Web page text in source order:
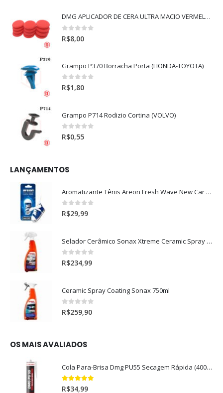
DMG APLICADOR DE CERA ULTRA MACIO VERMELHO l
0 out of 5
R$8,00
Grampo P370 Borracha Porta (HONDA-TOYOTA)
0out of 5
R$1,80
Grampo P714 Rodizio Cortina (VOLVO)
0out of 5
R$0,55
LANÇAMENTOS
Aromatizante Tênis Areon Fresh Wave New Car / Carro Novo
0out of 5
R$29,99
Selador Cerâmico Sonax Xtreme Ceramic Spray + Seal (750ml)
0out of 5
R$234,99
Ceramic Spray Coating Sonax 750ml
0out of 5
R$259,90
OS MAIS AVALIADOS
Cola Para-Brisa Dmg PU55 Secagem Rápida (400gr)
5.00out of 5
R$34,99